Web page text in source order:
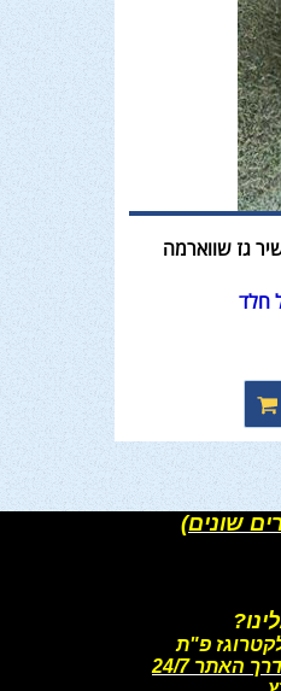
גז שווארמה
חלד
שונים)
ניתן לעשות הזמנות דרך האתר 24/7